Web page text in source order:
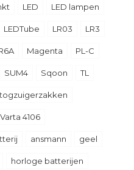
LED LED lampen
LEDTube LR03 LR3
Magenta PL-C
SUM4 Sqoon TL
Varta 4106
ansmann geel
horloge batterijen